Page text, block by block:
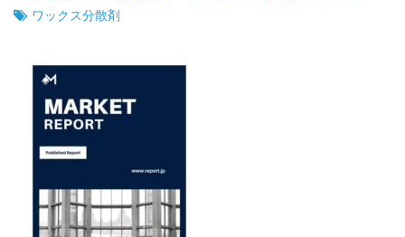
ワックス分散剤